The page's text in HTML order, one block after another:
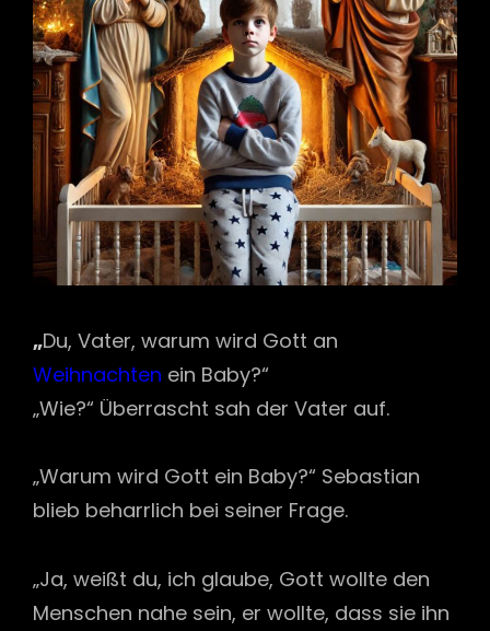
„Du, Vater, warum wird Gott an
Weihnachten ein Baby?“
„Wie?“ Überrascht sah der Vater auf.
„Warum wird Gott ein Baby?“ Sebastian
blieb beharrlich bei seiner Frage.
„Ja, weißt du, ich glaube, Gott wollte den
Menschen nahe sein, er wollte, dass sie ihn